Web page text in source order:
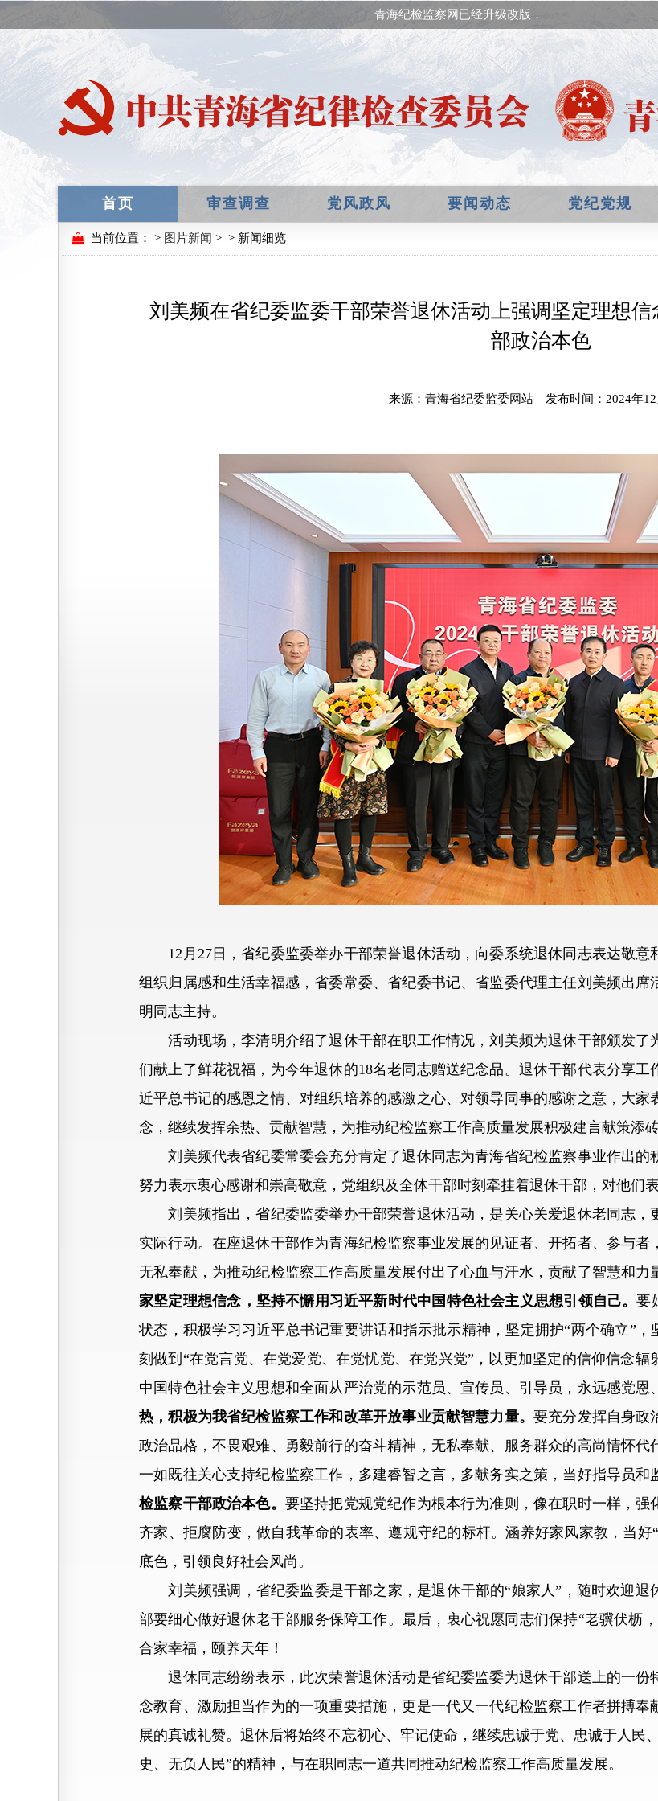
青海纪检监察网已经升级改版，欢迎提出宝贵意见！
首页 审查调查 党风政风 要闻动态 党纪党规
当前位置： > 图片新闻 > > 新闻细览
刘美频在省纪委监委干部荣誉退休活动上强调坚定理想
部政治本色
来源： 青海省纪委监委网站发布时间： 2024年
12月27日，省纪委监委举办干部荣誉退休活动，向委系统退休同志表达敬意
组织归属感和生活幸福感，省委常委、省纪委书记、省监委代理主任刘美频出
明同志主持。
活动现场，李清明介绍了退休干部在职工作情况，刘美频为退休干部颁发了
们献上了鲜花祝福，为今年退休的18名老同志赠送纪念品。退休干部代表分享
近平总书记的感恩之情、对组织培养的感激之心、对领导同事的感谢之意，大
念，继续发挥余热、贡献智慧，为推动纪检监察工作高质量发展积极建言献策添砖
刘美频代表省纪委常委会充分肯定了退休同志为青海省纪检监察事业作出的
努力表示衷心感谢和崇高敬意，党组织及全体干部时刻牵挂着退休干部，对他们
刘美频指出，省纪委监委举办干部荣誉退休活动，是关心关爱退休老同志，
实际行动。在座退休干部作为青海纪检监察事业发展的见证者、开拓者、参与者
无私奉献，为推动纪检监察工作高质量发展付出了心血与汗水，贡献了智慧和
家坚定理想信念，坚持不懈用习近平新时代中国特色社会主义思想引领自己。要
状态，积极学习习近平总书记重要讲话和指示批示精神，坚定拥护“两个确立”
刻做到“在党言党、在党爱党、在党忧党、在党兴党”，以更加坚定的信仰信念
中国特色社会主义思想和全面从严治党的示范员、宣传员、引导员，永远感党恩
热，积极为我省纪检监察工作和改革开放事业贡献智慧力量。 要充分发挥自身政
政治品格，不畏艰难、勇毅前行的奋斗精神，无私奉献、服务群众的高尚情怀代
一如既往关心支持纪检监察工作，多建睿智之言，多献务实之策，当好指导员和
检监察干部政治本色。 要坚持把党规党纪作为根本行为准则，像在职时一样，
齐家、拒腐防变，做自我革命的表率、遵规守纪的标杆。涵养好家风家教，当好
底色，引领良好社会风尚。
刘美频强调，省纪委监委是干部之家，是退休干部的“娘家人”，随时欢迎退
部要细心做好退休老干部服务保障工作。最后，衷心祝愿同志们保持“老骥伏枥
合家幸福，颐养天年！
退休同志纷纷表示，此次荣誉退休活动是省纪委监委为退休干部送上的一份
念教育、激励担当作为的一项重要措施，更是一代又一代纪检监察工作者拼搏
展的真诚礼赞。退休后将始终不忘初心、牢记使命，继续忠诚于党、忠诚于人民
史、无负人民”的精神，与在职同志一道共同推动纪检监察工作高质量发展。